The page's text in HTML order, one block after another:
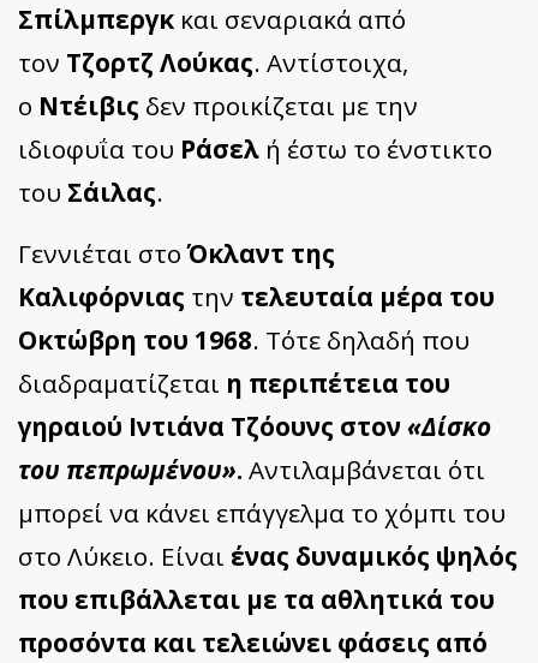
Σπίλμπεργκ και σεναριακά από
τον Τζορτζ Λούκας. Αντίστοιχα,
ο Ντέιβις δεν προικίζεται με την
ιδιοφυΐα του Ράσελ ή έστω το ένστικτο
του Σάιλας.
Γεννιέται στοΌκλαντ της
Καλιφόρνιας την τελευταία μέρα του
Οκτώβρη του 1968. Τότε δηλαδή που
διαδραματίζεται η περιπέτεια του
γηραιού Ιντιάνα Τζόουνς στον«Δίσκο
του πεπρωμένου».Αντιλαμβάνεται ότι
μπορεί να κάνει επάγγελμα το χόμπι του
στο Λύκειο. Είναι ένας δυναμικός ψηλός
που επιβάλλεται με τα αθλητικά του
προσόντα και τελειώνει φάσεις από